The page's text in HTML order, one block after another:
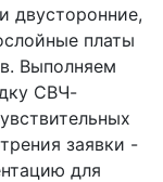
двусторонние,
платы
Выполняем
СВЧ-
заявки -
для